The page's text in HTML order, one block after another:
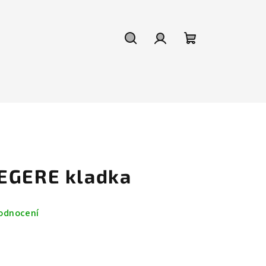
kladka